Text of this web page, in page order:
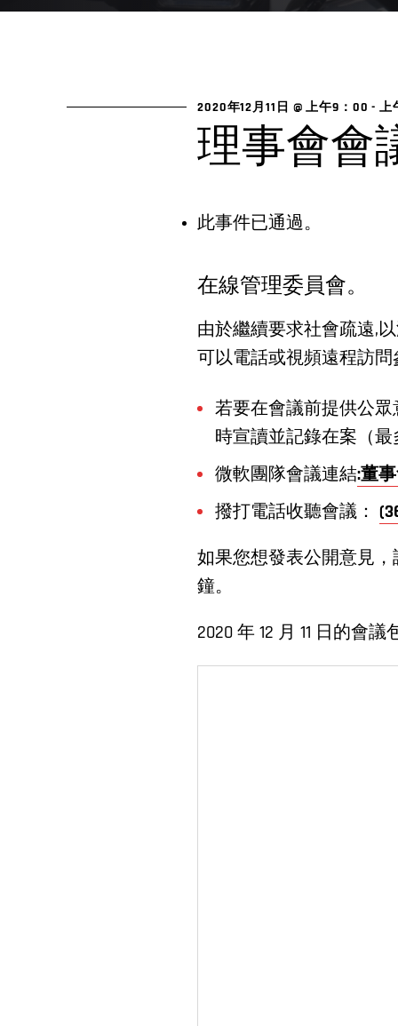
2020年12月11日 @ 上午9：00 -上
理事會會
此事件已通過。
在線管理委員會。
由於繼續要求社會疏遠,以
可以電話或視頻遠程訪問
若要在會議前提供公
時宣讀並記錄在案（
微軟團隊會議連結:董
撥打電話收聽會議：
如果您想發表公開意見
鐘。
2020 年 12 月 11 日的會議